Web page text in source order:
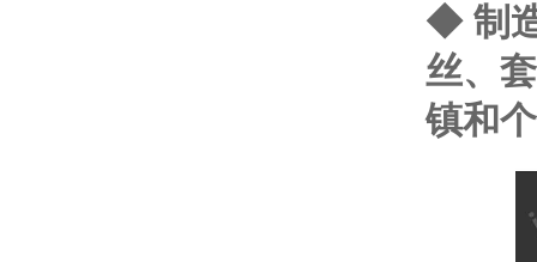
◆ 制
丝、
镇和